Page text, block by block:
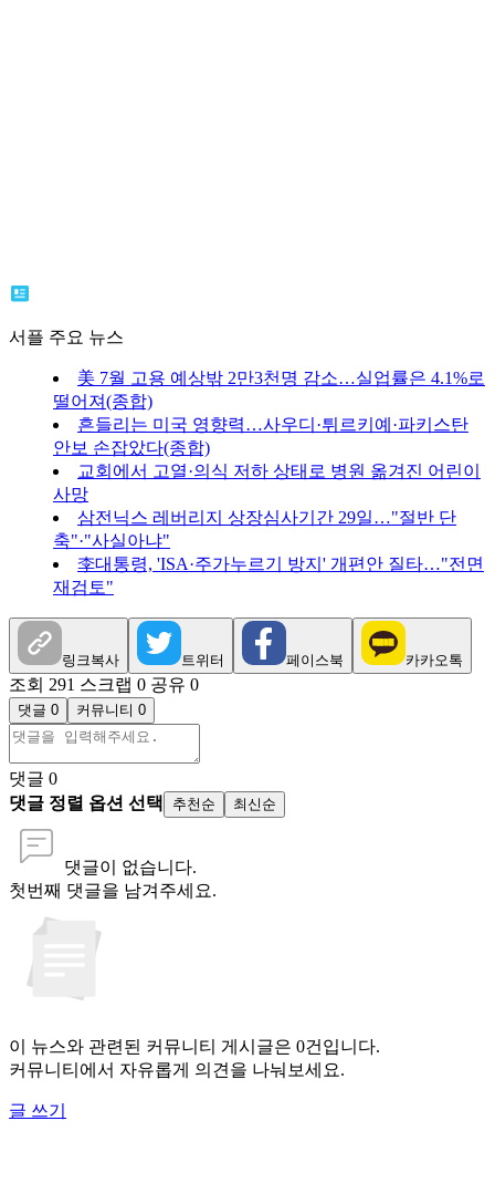
서플 주요 뉴스
美 7월 고용 예상밖 2만3천명 감소…실업률은 4.1%로
떨어져(종합)
흔들리는 미국 영향력…사우디·튀르키예·파키스탄
안보 손잡았다(종합)
교회에서 고열·의식 저하 상태로 병원 옮겨진 어린이
사망
삼전닉스 레버리지 상장심사기간 29일…"절반 단
축"·"사실아냐"
李대통령, 'ISA·주가누르기 방지' 개편안 질타…"전면
재검토"
링크복사 트위터 페이스북 카카오톡
조회 291 스크랩 0 공유 0
댓글 0 커뮤니티 0
댓글 0
댓글 정렬 옵션 선택
추천순 최신순
댓글이 없습니다.
첫번째 댓글을 남겨주세요.
이 뉴스와 관련된 커뮤니티 게시글은 0건입니다.
커뮤니티에서 자유롭게 의견을 나눠보세요.
글 쓰기